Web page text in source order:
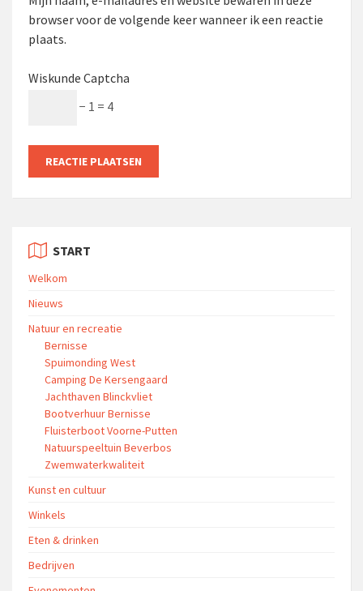
browser voor de volgende keer wanneer ik een reactie
plaats.
Wiskunde Captcha
− 1 = 4
START
Welkom
Nieuws
Natuur en recreatie
Bernisse
Spuimonding West
Camping De Kersengaard
Jachthaven Blinckvliet
Bootverhuur Bernisse
Fluisterboot Voorne-Putten
Natuurspeeltuin Beverbos
Zwemwaterkwaliteit
Kunst en cultuur
Winkels
Eten & drinken
Bedrijven